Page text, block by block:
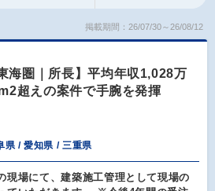
掲載期間：26/07/30～26/08/12
海圏｜所長】平均年収1,028万
超えの案件で手腕を発揮
県 / 愛知県 / 三重県
現場にて、建築施工管理として現場の